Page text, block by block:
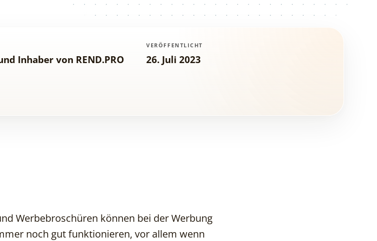
Inhaber von REND.PRO
VERÖFFENTLICHT
26. Juli 2023
Werbebroschüren können bei der Werbung
noch gut funktionieren, vor allem wenn